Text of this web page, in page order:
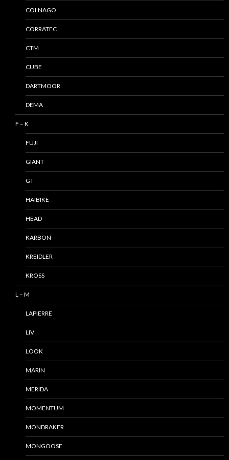
COLNAGO
CORRATEC
CTM
CUBE
DARTMOOR
DEMA
F – K
FUJI
GIANT
GT
HAIBIKE
HEAD
KARBON
KREIDLER
KROSS
L – M
LAPIERRE
LIV
LOOK
MARIN
MERIDA
MOMENTUM
MONDRAKER
MONGOOSE